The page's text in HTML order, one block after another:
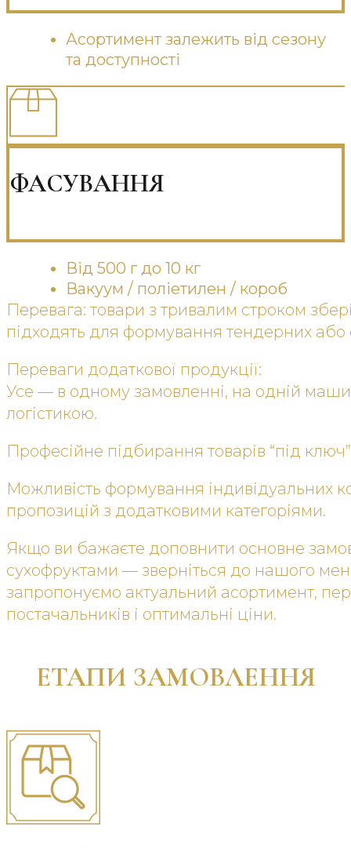
Асортимент залежить від сезону
та доступності
ФАСУВАННЯ
Від 500 г до 10 кг
Вакуум / поліетилен / короб
Перевага: товари з тривалим строком
підходять для формування тендерних або
Переваги додаткової продукції:
Усе — в одному замовленні, на одній
логістикою.
Професійне підбирання товарів “під
Можливість формування індивідуальних
пропозицій з додатковими категоріями.
Якщо ви бажаєте доповнити основне
сухофруктами — зверніться до нашого
запропонуємо актуальний асортимент,
постачальників і оптимальні ціни.
ЕТАПИ ЗАМОВЛЕННЯ